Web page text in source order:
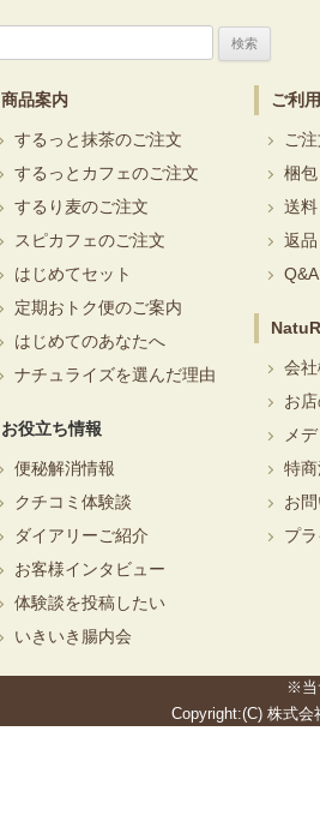
商品案内
するっと抹茶のご注文
するっとカフェのご注文
するり麦のご注文
スピカフェのご注文
はじめてセット
定期おトク便のご案内
はじめてのあなたへ
ナチュライズを選んだ理由
お役立ち情報
便秘解消情報
クチコミ体験談
ダイアリーご紹介
お客様インタビュー
体験談を投稿したい
いきいき腸内会
ご利
ご
梱
送
返
Q&A
会
お
メ
特
お
プ
※当
Copyright:(C) 株式